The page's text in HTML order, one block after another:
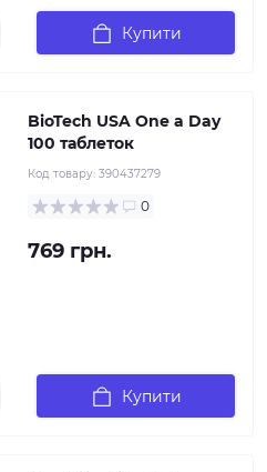
Купити
BioTech USA One a Day
100 таблеток
Код товару: 390437279
0
769 грн.
Купити